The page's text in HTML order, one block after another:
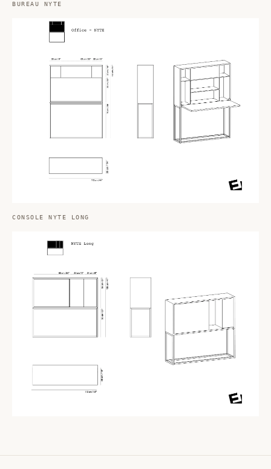
BUREAU NYTE
CONSOLE NYTE LONG